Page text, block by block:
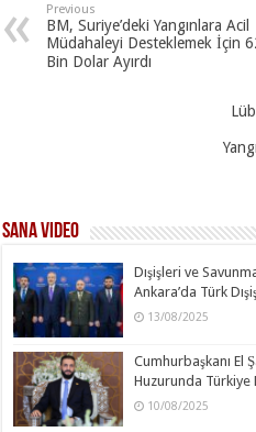
Previous
BM, Suriye’deki Yangınlara Acil
Müdahaleyi Desteklemek İçin
Bin Dolar Ayırdı
SANA Video
Dışişleri ve
Ankara’da Türk
13/08/2025
Cumhurbaşkanı El
Huzurunda Türkiye
10/08/2025